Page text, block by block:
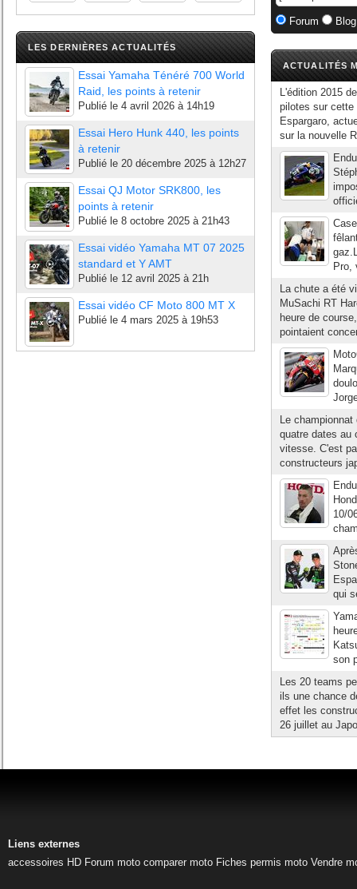
LES DERNIÈRES ACTUALITÉS
Essai Yamaha Ténéré 700 World
Raid, les points à retenir
Publié le 4 avril 2026 à 14h19
Essai Hero Hunk 440, les points
à retenir
Publié le 20 décembre 2025 à 12h27
Essai QJ Motor SRK800, les
points à retenir
Publié le 8 octobre 2025 à 21h43
Essai vidéo Yamaha MT 07 2025
standard et Y AMT
Publié le 12 avril 2025 à 21h
Essai vidéo CF Moto 800 MT X
Publié le 4 mars 2025 à 19h53
Forum
ACTUALITÉS
L'édition 2015
pilotes sur cette
Espargaro,
sur la nouvelle
Pro,
La chute a été
MuSachi RT
heure de
pointaient
Le
quatre dates au
vitesse. C'est
constructeurs
10/
qui
son
Les 20 teams
ils une chance
effet les
26 juillet au
Liens externes
accessoires HD Forum moto comparer moto Fiches permis moto Vendre